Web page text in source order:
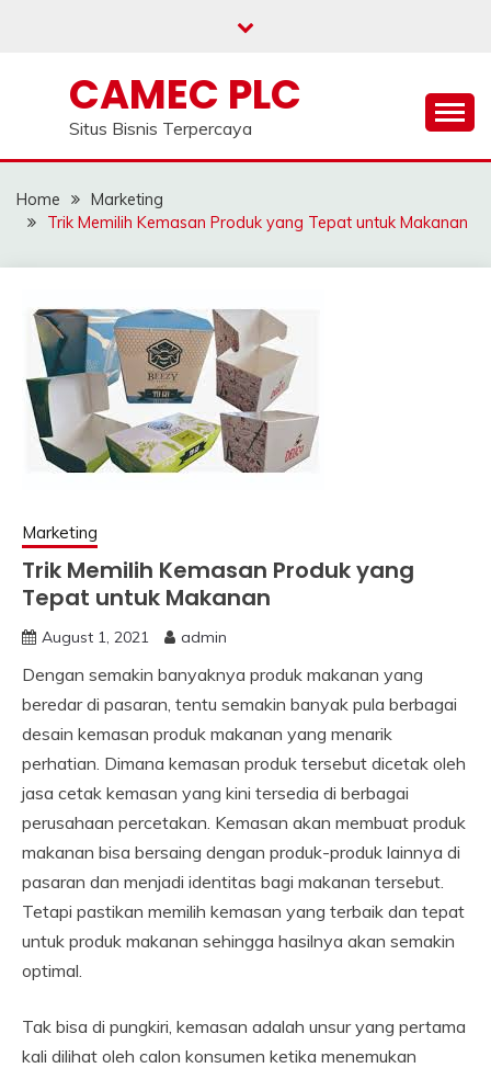
CAMEC PLC
Situs Bisnis Terpercaya
Home
Marketing
Trik Memilih Kemasan Produk yang Tepat untuk Makanan
Marketing
Trik Memilih Kemasan Produk yang
Tepat untuk Makanan
August 1, 2021 admin
Dengan semakin banyaknya produk makanan yang
beredar di pasaran, tentu semakin banyak pula berbagai
desain kemasan produk makanan yang menarik
perhatian. Dimana kemasan produk tersebut dicetak oleh
jasa cetak kemasan yang kini tersedia di berbagai
perusahaan percetakan. Kemasan akan membuat produk
makanan bisa bersaing dengan produk-produk lainnya di
pasaran dan menjadi identitas bagi makanan tersebut.
Tetapi pastikan memilih kemasan yang terbaik dan tepat
untuk produk makanan sehingga hasilnya akan semakin
optimal.
Tak bisa di pungkiri, kemasan adalah unsur yang pertama
kali dilihat oleh calon konsumen ketika menemukan